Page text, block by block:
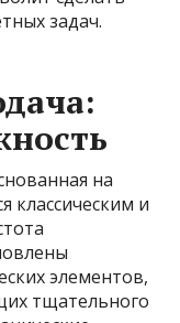
задач.
на
классическим и
элементов,
тщательного